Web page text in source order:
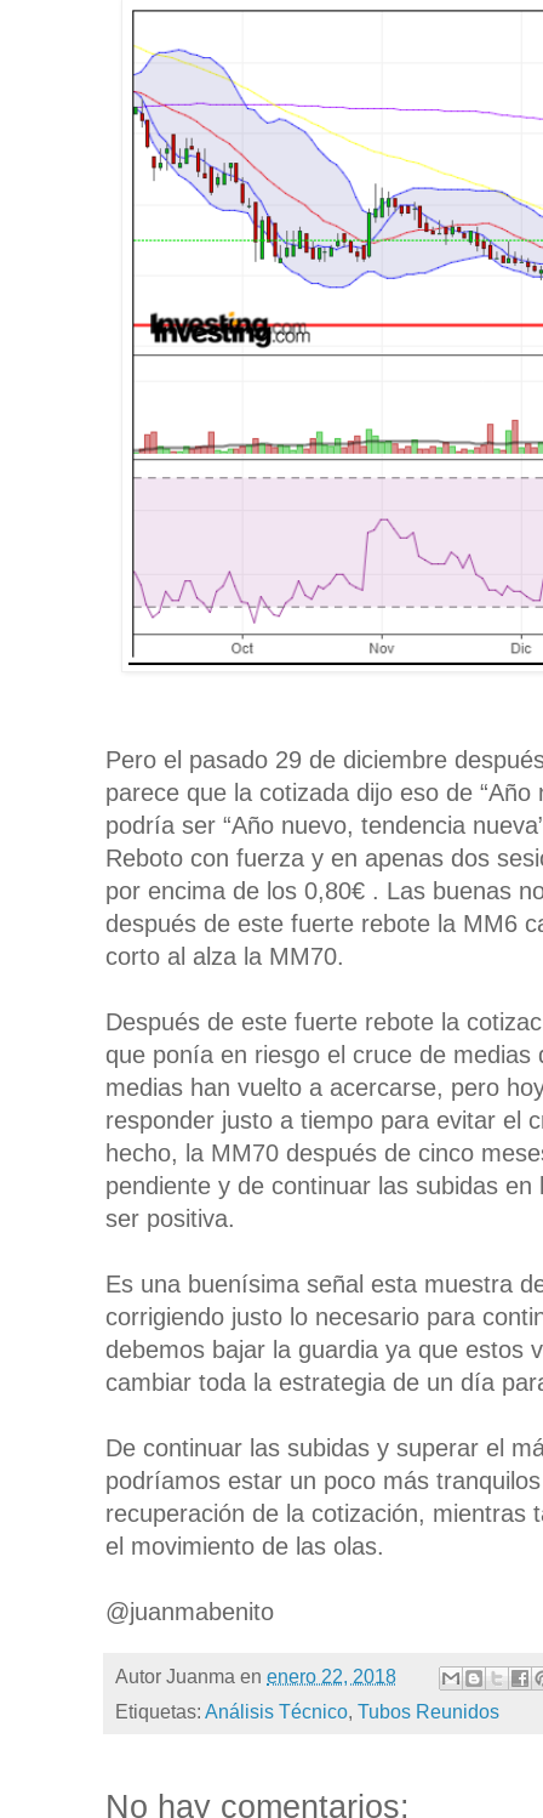
Pero el pasado 29 de diciembre
parece que la cotizada dijo eso de
podría ser “Año nuevo, tendencia
Reboto con fuerza y en apenas dos
por encima de los 0,80€ . Las buenas
después de este fuerte rebote la MM6
corto al alza la MM70.
Después de este fuerte rebote la
que ponía en riesgo el cruce de
medias han vuelto a acercarse, pero
responder justo a tiempo para evitar el
hecho, la MM70 después de cinco
pendiente y de continuar las subidas
ser positiva.
Es una buenísima señal esta muestra
corrigiendo justo lo necesario para
debemos bajar la guardia ya que estos
cambiar toda la estrategia de un día
De continuar las subidas y superar el
podríamos estar un poco más
recuperación de la cotización, mientras
el movimiento de las olas.
@juanmabenito
Autor Juanma en enero 22, 2018
Etiquetas: Análisis Técnico, Tubos Reunidos
No hay comentarios: